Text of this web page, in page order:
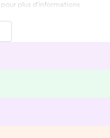
pour plus d'informations.